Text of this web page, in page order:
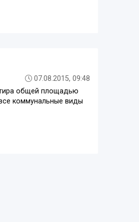
07.08.2015, 09:48
общей площадью
коммунальные виды